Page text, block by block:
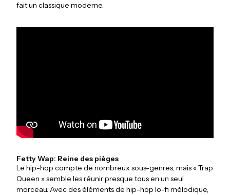
fait un classique moderne.
Fetty Wap: Reine des pièges
Le hip-hop compte de nombreux sous-genres, mais « Trap
Queen » semble les réunir presque tous en un seul
morceau. Avec des éléments de hip-hop lo-fi mélodique,